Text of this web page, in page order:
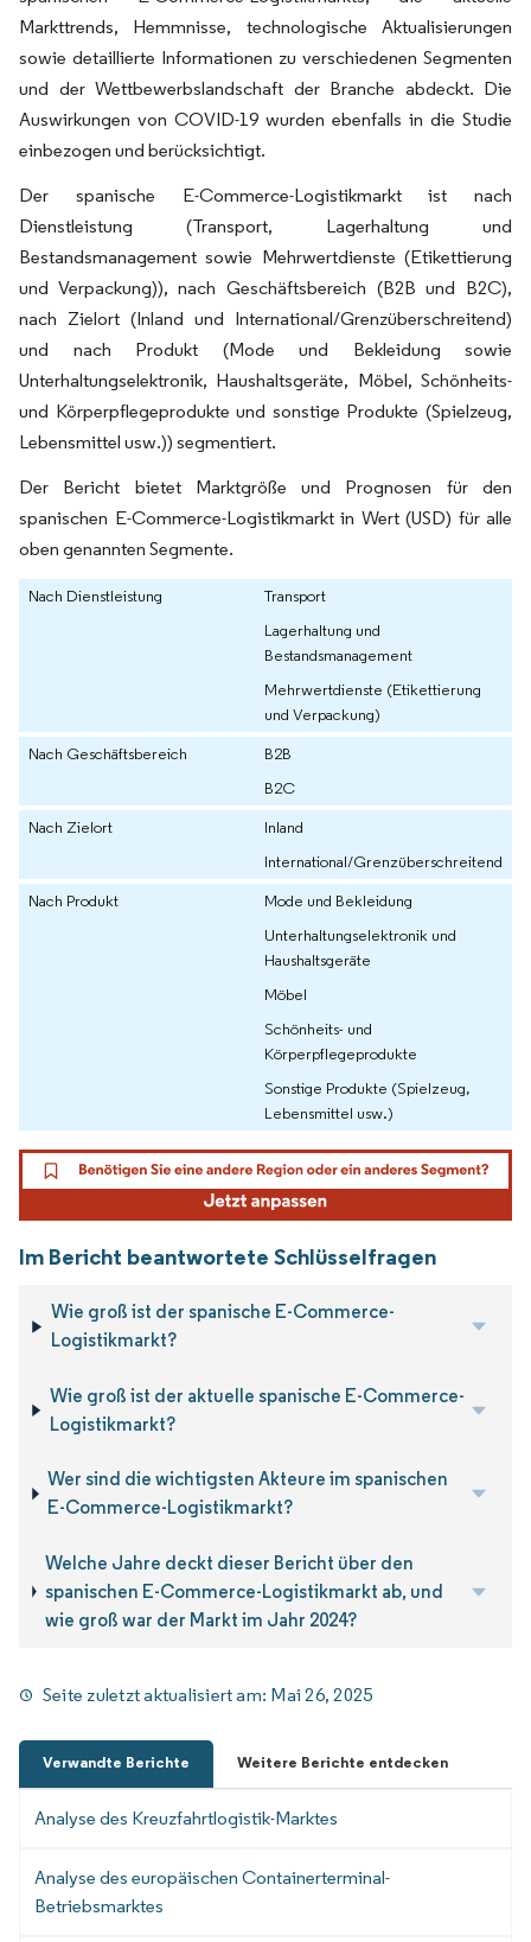
Markttrends, Hemmnisse, technologische Aktualisierungen
sowie detaillierte Informationen zu verschiedenen Segmenten
und der Wettbewerbslandschaft der Branche abdeckt. Die
Auswirkungen von COVID-19 wurden ebenfalls in die Studie
einbezogen und berücksichtigt.
Der spanische E-Commerce-Logistikmarkt ist nach
Dienstleistung (Transport, Lagerhaltung und
Bestandsmanagement sowie Mehrwertdienste (Etikettierung
und Verpackung)), nach Geschäftsbereich (B2B und B2C),
nach Zielort (Inland und International/Grenzüberschreitend)
und nach Produkt (Mode und Bekleidung sowie
Unterhaltungselektronik, Haushaltsgeräte, Möbel, Schönheits-
und Körperpflegeprodukte und sonstige Produkte (Spielzeug,
Lebensmittel usw.)) segmentiert.
Der Bericht bietet Marktgröße und Prognosen für den
spanischen E-Commerce-Logistikmarkt in Wert (USD) für alle
oben genannten Segmente.
Nach Dienstleistung
Transport
Lagerhaltung und
Bestandsmanagement
Mehrwertdienste (Etikettierung
und Verpackung)
Nach Geschäftsbereich
B2B
B2C
Nach Zielort
Inland
International/Grenzüberschreitend
Nach Produkt
Mode und Bekleidung
Unterhaltungselektronik und
Haushaltsgeräte
Möbel
Schönheits- und
Körperpflegeprodukte
Sonstige Produkte (Spielzeug,
Lebensmittel usw.)
Im Bericht beantwortete Schlüsselfragen
Wie groß ist der spanische E-Commerce-
Logistikmarkt?
Wie groß ist der aktuelle spanische E-Commerce-
Logistikmarkt?
Wer sind die wichtigsten Akteure im spanischen
E-Commerce-Logistikmarkt?
Welche Jahre deckt dieser Bericht über den
spanischen E-Commerce-Logistikmarkt ab, und
wie groß war der Markt im Jahr 2024?
Seite zuletzt aktualisiert am: Mai 26, 2025
Verwandte Berichte Weitere Berichte entdecken
Analyse des Kreuzfahrtlogistik-Marktes
Analyse des europäischen Containerterminal-
Betriebsmarktes